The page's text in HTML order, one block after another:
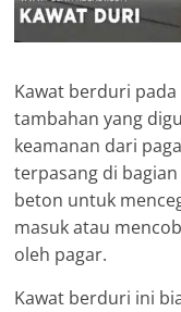
Kawat berduri
tambahan yang
keamanan dari
terpasang di
beton untuk
masuk atau
oleh pagar.
Kawat berduri ini